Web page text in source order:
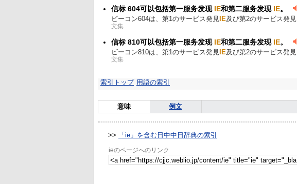
信标 604可以包括第一服务发现 IE和第二服务发现 IE。
ビーコン604は、第1のサービス発見 IE及び第2のサービス発見
文集
信标 810可以包括第一服务发现 IE和第二服务发现 IE。
ビーコン810は、第1のサービス発見 IE及び第2のサービス発見
文集
索引トップ 用語の索引
意味 例文
>> 「ie」を含む日中中日辞典の索引
ieのページへのリンク